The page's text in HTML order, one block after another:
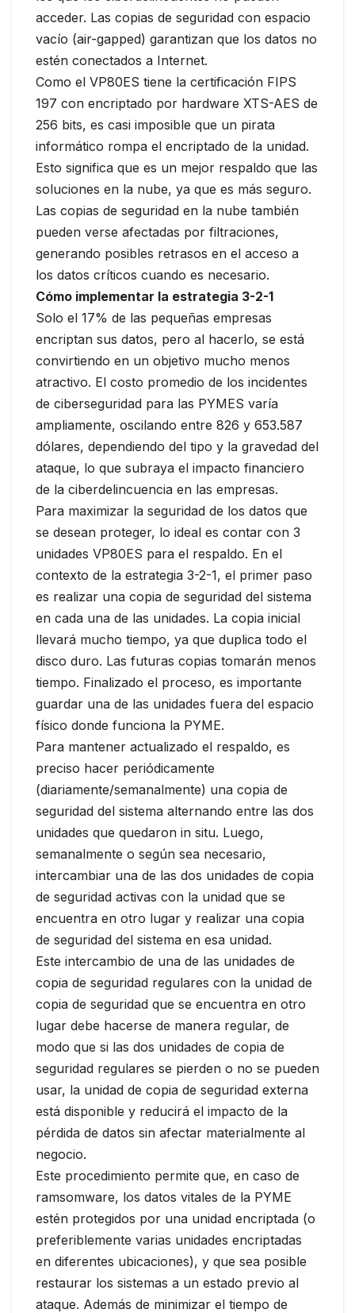
acceder. Las copias de seguridad con espacio
vacío (air-gapped) garantizan que los datos no
estén conectados a Internet.
Como el VP80ES tiene la certificación FIPS
197 con encriptado por hardware XTS-AES de
256 bits, es casi imposible que un pirata
informático rompa el encriptado de la unidad.
Esto significa que es un mejor respaldo que las
soluciones en la nube, ya que es más seguro.
Las copias de seguridad en la nube también
pueden verse afectadas por filtraciones,
generando posibles retrasos en el acceso a
los datos críticos cuando es necesario.
Cómo implementar la estrategia 3-2-1
Solo el 17% de las pequeñas empresas
encriptan sus datos, pero al hacerlo, se está
convirtiendo en un objetivo mucho menos
atractivo. El costo promedio de los incidentes
de ciberseguridad para las PYMES varía
ampliamente, oscilando entre 826 y 653.587
dólares, dependiendo del tipo y la gravedad del
ataque, lo que subraya el impacto financiero
de la ciberdelincuencia en las empresas.
Para maximizar la seguridad de los datos que
se desean proteger, lo ideal es contar con 3
unidades VP80ES para el respaldo. En el
contexto de la estrategia 3-2-1, el primer paso
es realizar una copia de seguridad del sistema
en cada una de las unidades. La copia inicial
llevará mucho tiempo, ya que duplica todo el
disco duro. Las futuras copias tomarán menos
tiempo. Finalizado el proceso, es importante
guardar una de las unidades fuera del espacio
físico donde funciona la PYME.
Para mantener actualizado el respaldo, es
preciso hacer periódicamente
(diariamente/semanalmente) una copia de
seguridad del sistema alternando entre las dos
unidades que quedaron in situ. Luego,
semanalmente o según sea necesario,
intercambiar una de las dos unidades de copia
de seguridad activas con la unidad que se
encuentra en otro lugar y realizar una copia
de seguridad del sistema en esa unidad.
Este intercambio de una de las unidades de
copia de seguridad regulares con la unidad de
copia de seguridad que se encuentra en otro
lugar debe hacerse de manera regular, de
modo que si las dos unidades de copia de
seguridad regulares se pierden o no se pueden
usar, la unidad de copia de seguridad externa
está disponible y reducirá el impacto de la
pérdida de datos sin afectar materialmente al
negocio.
Este procedimiento permite que, en caso de
ramsomware, los datos vitales de la PYME
estén protegidos por una unidad encriptada (o
preferiblemente varias unidades encriptadas
en diferentes ubicaciones), y que sea posible
restaurar los sistemas a un estado previo al
ataque. Además de minimizar el tiempo de